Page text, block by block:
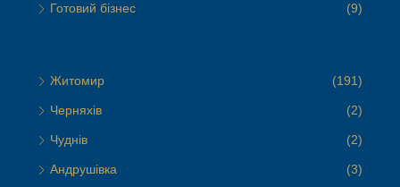
Готовий бізнес (9)
Житомир (191)
Черняхів (2)
Чуднів (2)
Андрушівка (3)